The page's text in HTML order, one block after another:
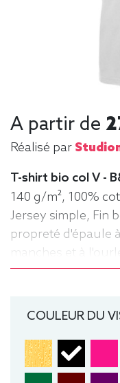
A partir de
Réalisé par
T-shirt bio col V -
140 g/m², 100%
Jersey simple, Fin
propreté d'épaule
manches et à
très lisse. Tee-
COULEUR DU